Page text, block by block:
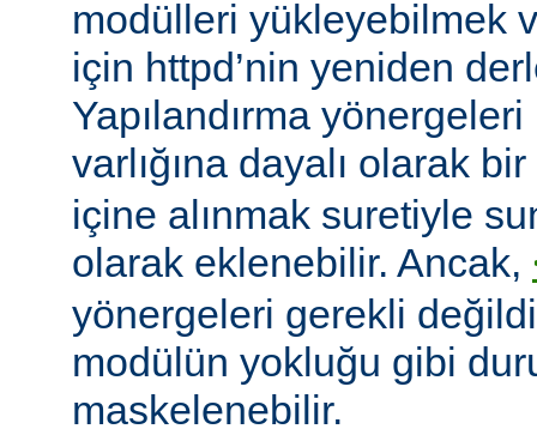
modülleri yükleyebilmek
için httpd’nin yeniden
Yapılandırma
varlığına dayalı olarak bir
içine alınmak suretiyle
olarak eklenebilir. Ancak,
yönergeleri gerekli
modülün yokluğu gibi
maskelenebilir.